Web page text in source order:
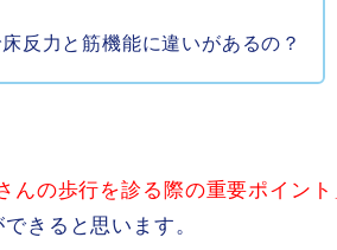
反力と筋機能に違いがあるの？
んの歩行を診る際の重要ポイント
きると思います。